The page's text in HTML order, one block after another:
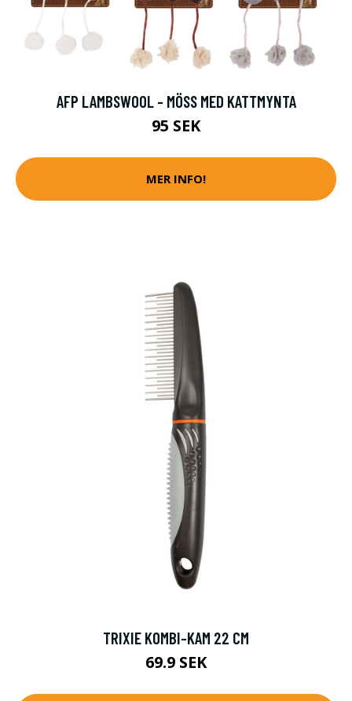
AFP LAMBSWOOL - MÖSS MED KATTMYNTA
95 SEK
MER INFO!
TRIXIE KOMBI-KAM 22 CM
69.9 SEK